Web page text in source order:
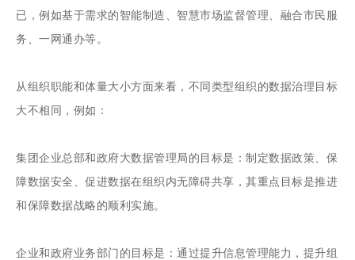
已，例如基于需求的智能制造、智慧市场监督管理、融合市民服
务、一网通办等。
从组织职能和体量大小方面来看，不同类型组织的数据治理目标
大不相同，例如：
集团企业总部和政府大数据管理局的目标是：制定数据政策、保
障数据安全、促进数据在组织内无障碍共享，其重点目标是推进
和保障数据战略的顺利实施。
企业和政府业务部门的目标是：通过提升信息管理能力，提升组